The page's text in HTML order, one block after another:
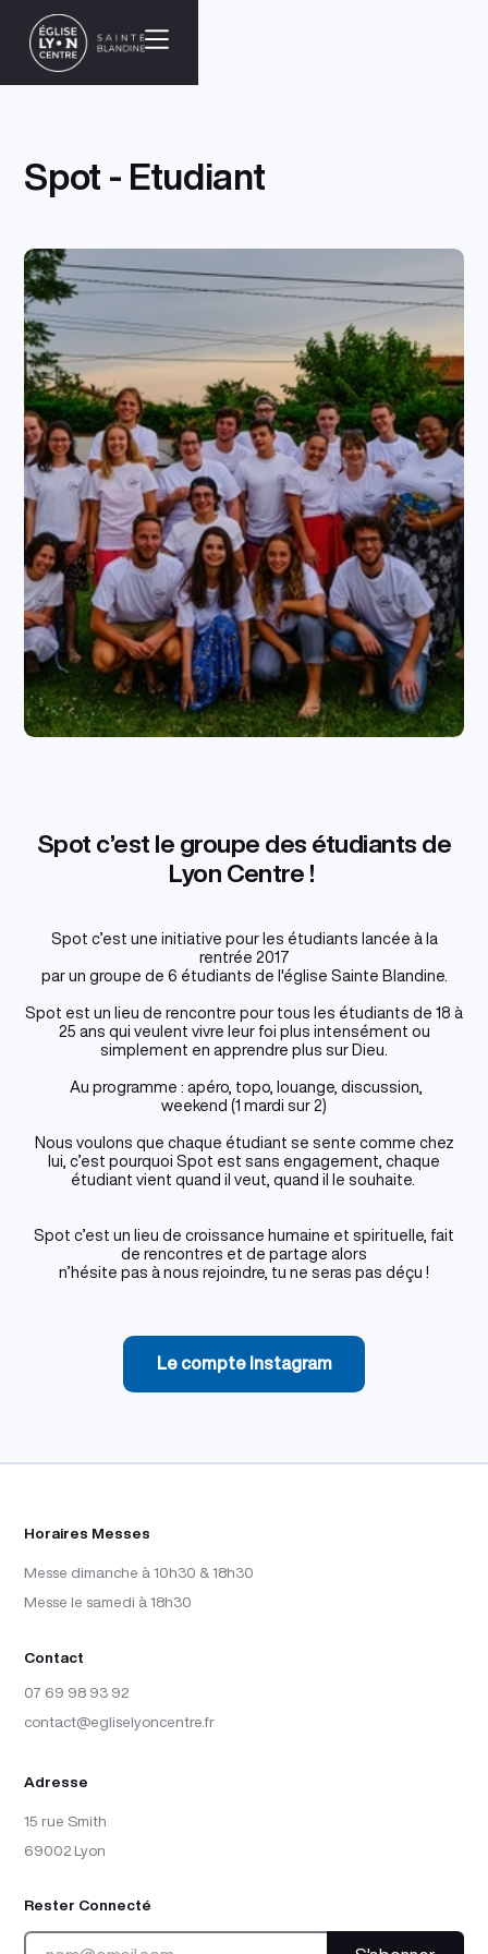
Spot - Etudiant
Spot c’est le groupe des étudiants de
Lyon Centre !
Spot c’est une initiative pour les étudiants lancée à la
rentrée 2017
par un groupe de 6 étudiants de l'église Sainte Blandine.
Spot est un lieu de rencontre pour tous les étudiants de 18 à
25 ans qui veulent vivre leur foi plus intensément ou
simplement en apprendre plus sur Dieu.
Au programme : apéro, topo, louange, discussion,
weekend (1 mardi sur 2)
Nous voulons que chaque étudiant se sente comme chez
lui, c’est pourquoi Spot est sans engagement, chaque
étudiant vient quand il veut, quand il le souhaite.
Spot c’est un lieu de croissance humaine et spirituelle, fait
de rencontres et de partage alors
n’hésite pas à nous rejoindre, tu ne seras pas déçu !
Le compte Instagram
Horaires Messes
Messe dimanche à 10h30 & 18h30
Messe le samedi à 18h30
Contact
07 69 98 93 92
contact@egliselyoncentre.fr
Adresse
15 rue Smith
69002 Lyon
Rester Connecté